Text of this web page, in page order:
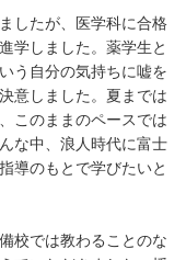
したが、医学科に合格
学しました。薬学生と
う自分の気持ちに嘘を
意しました。夏までは
このままのペースでは
な中、浪人時代に富士
導のもとで学びたいと
校では教わることのな